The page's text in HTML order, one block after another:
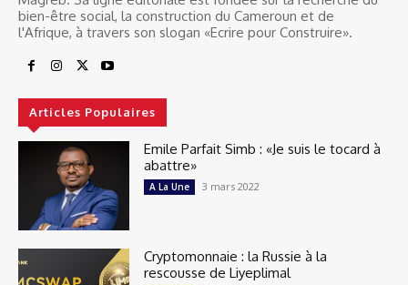
bien-être social, la construction du Cameroun et de
l'Afrique, à travers son slogan «Ecrire pour Construire».
Articles Populaires
Emile Parfait Simb : «Je suis le tocard à
abattre»
A La Une 3 mars 2022
Cryptomonnaie : la Russie à la
rescousse de Liyeplimal